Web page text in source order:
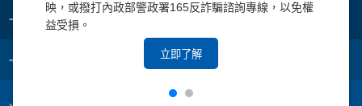
映，或撥打內政部警政署165反詐騙諮詢專線，以免權
益受損。
立即了解
+ 集團成員
+
webmaster@yuanta.com